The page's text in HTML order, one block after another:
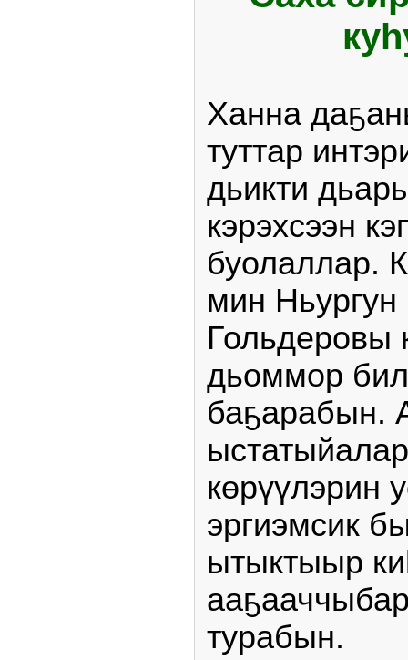
Ханна
туттар
дьикти
кэрэхсээн
буолаллар.
мин
Гольдеровы
дьоммор
баҕарабын.
көрүүлэрин
эргиэмсик
ытыктыыр
турабын.